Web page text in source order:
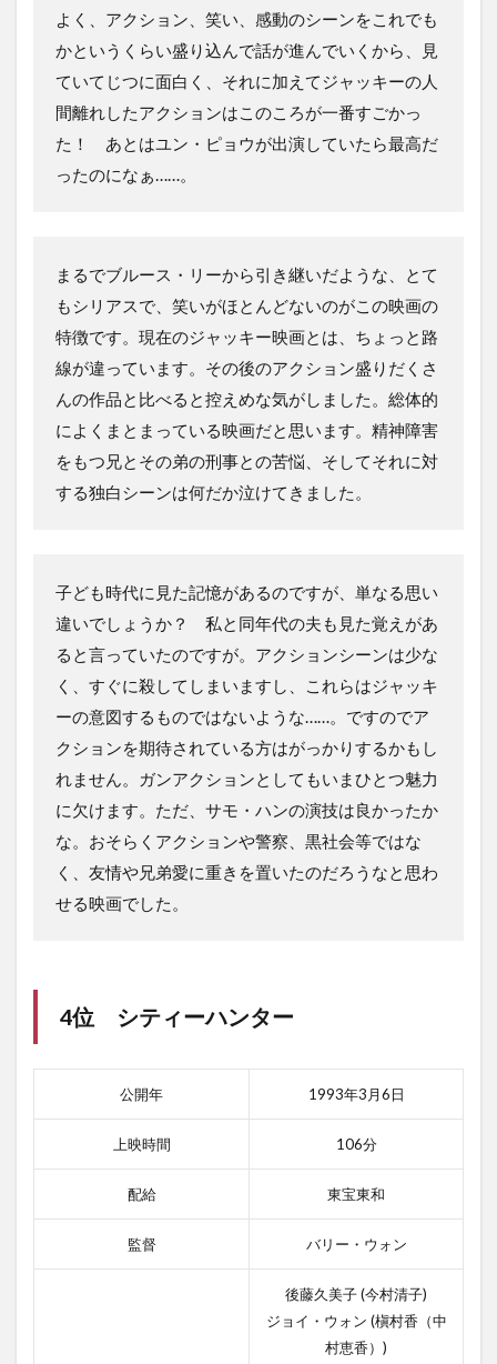
よく、アクション、笑い、感動のシーンをこれでも
かというくらい盛り込んで話が進んでいくから、見
ていてじつに面白く、それに加えてジャッキーの人
間離れしたアクションはこのころが一番すごかっ
た！ あとはユン・ピョウが出演していたら最高だ
ったのになぁ……。
まるでブルース・リーから引き継いだような、とて
もシリアスで、笑いがほとんどないのがこの映画の
特徴です。現在のジャッキー映画とは、ちょっと路
線が違っています。その後のアクション盛りだくさ
んの作品と比べると控えめな気がしました。総体的
によくまとまっている映画だと思います。精神障害
をもつ兄とその弟の刑事との苦悩、そしてそれに対
する独白シーンは何だか泣けてきました。
子ども時代に見た記憶があるのですが、単なる思い
違いでしょうか？ 私と同年代の夫も見た覚えがあ
ると言っていたのですが。アクションシーンは少な
く、すぐに殺してしまいますし、これらはジャッキ
ーの意図するものではないような……。ですのでア
クションを期待されている方はがっかりするかもし
れません。ガンアクションとしてもいまひとつ魅力
に欠けます。ただ、サモ・ハンの演技は良かったか
な。おそらくアクションや警察、黒社会等ではな
く、友情や兄弟愛に重きを置いたのだろうなと思わ
せる映画でした。
4位 シティーハンター
公開年 1993年3月6日
上映時間 106分
配給 東宝東和
監督 バリー・ウォン
後藤久美子 (今村清子)
ジョイ・ウォン (槇村香（中
村恵香）)